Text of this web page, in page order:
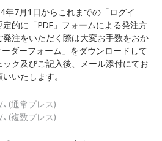
年7月1日からこれまでの「ログイ
的に「PDF」フォームによる発注方
注をいただく際は大変お手数をおか
ダーフォーム」をダウンロードして
ク及びご記入後、メール添付にてお
いたします。
(通常プレス)
(複数プレス)